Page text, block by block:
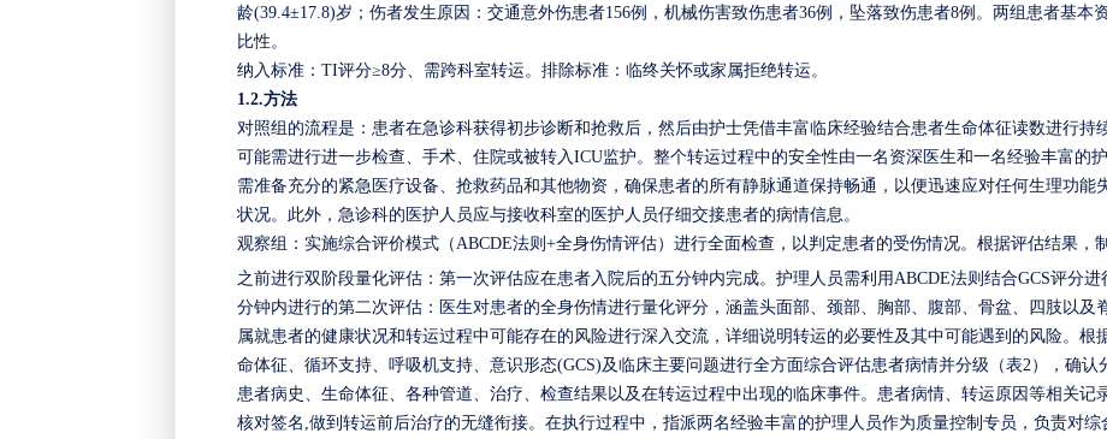
龄(39.4±17.8)岁；伤者发生原因：交通意外伤患者156例，机械伤害致伤患者36例，坠落致伤患者8例。两组患者基本
比性。
纳入标准： TI评分≥8分、需跨科室转运 。 排除标准：临终关怀或家属拒绝转运。
1.2.方法
对照组的流程是：患者在急诊科获得初步诊断和抢救后，然后由护士凭借丰富临床经验结合患者生命体征读数进行持
可能需进行进一步检查、手术、住院或被转入 ICU监护。整个转运过程中的安全性由一名资深医生和一名经验丰富的
需准备充分的紧急医疗设备、抢救药品和其他物资，确保患者的所有静脉通道保持畅通，以便迅速应对任何生理功能
状况。此外，急诊科的医护人员应与接收科室的医护人员仔细交接患者的病情信息。
观察组：实施综合评价模式（ ABCDE法则+全身伤情评估）进行全面检查，以判定患者的受伤情况。根据评估结果，
之前进行双阶段量化评估：第一次评估应在患者入院后的五分钟内完成。护理人员需利用ABCDE法则结合GCS评分进
分钟内进行的第二次评估：医生对患者的全身伤情进行量化评分，涵盖头面部、颈部、胸部、腹部、骨盆、四肢以及
属就患者的健康状况和转运过程中可能存在的风险进行深入交流，详细说明转运的必要性及其中可能遇到的风险。根
命体征、循环支持、呼吸机支持、意识形态(GCS)及临床主要问题进行全方面综合评估患者病情并分级 （表2 ） ， 确认
患者病史、生命体征、各种管道、治疗、检查结果以及在转运过程中出现的临床事件。患者病情、转运原因等相关记
核对签名 ,做到转运前后治疗的无缝衔接。 在执行过程中，指派两名经验丰富的护理人员作为质量控制专员，负责对